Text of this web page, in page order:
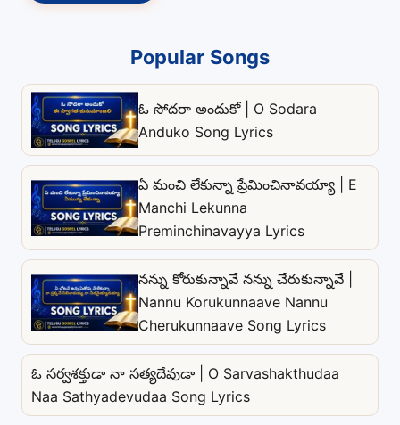
Popular Songs
ఓ సోదరా అందుకో | O Sodara
Anduko Song Lyrics
ఏ మంచి లేకున్నా ప్రేమించినావయ్యా | E
Manchi Lekunna
Preminchinavayya Lyrics
నన్ను కోరుకున్నావే నన్ను చేరుకున్నావే |
Nannu Korukunnaave Nannu
Cherukunnaave Song Lyrics
ఓ సర్వశక్తుడా నా సత్యదేవుడా | O Sarvashakthudaa
Naa Sathyadevudaa Song Lyrics